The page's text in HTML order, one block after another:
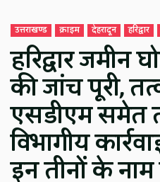
उत्तराखण्ड क्राइम देहरादून हरिद्वार
हरिद्वार जमीन
की जांच पूरी,
एसडीएम समेत
विभागीय
इन तीनों के